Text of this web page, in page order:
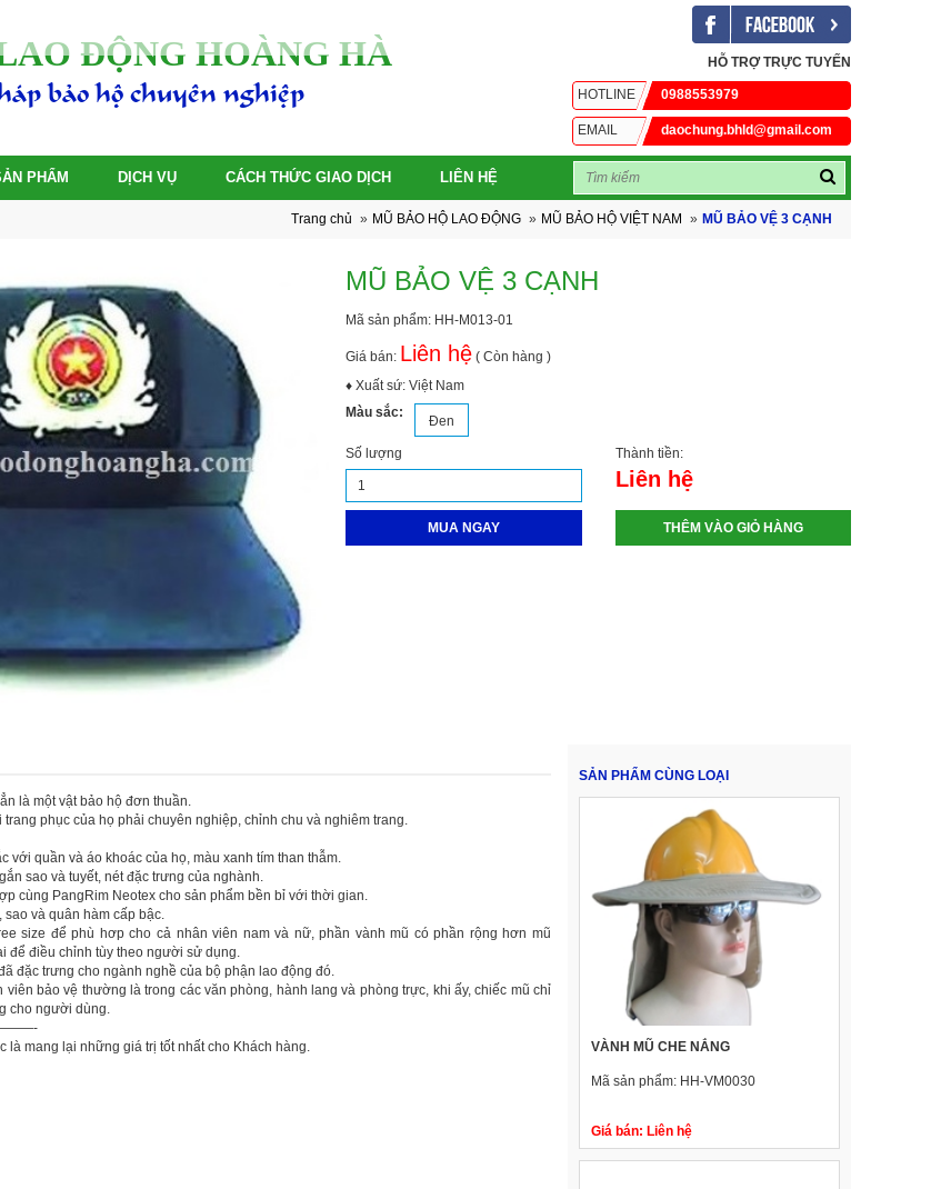
ĐỘNG HOÀNG HÀ
bảo hộ chuyên nghiệp
HỖ TRỢ TRỰC TUYẾN
HOTLINE 0988553979
EMAIL daochung.bhld@gmail.com
PHẨM DỊCH VỤ CÁCH THỨC GIAO DỊCH LIÊN HỆ
Trang chủ » MŨ BẢO HỘ LAO ĐỘNG » MŨ BẢO HỘ VIỆT NAM » MŨ BẢO VỆ 3 CẠNH
MŨ BẢO VỆ 3 CẠNH
Mã sản phẩm: HH-M013-01
Giá bán: Liên hệ ( Còn hàng )
♦ Xuất sứ: Việt Nam
Màu sắc:
Đen
Số lượng Thành tiền:
Liên hệ
MUA NGAY THÊM VÀO GIỎ HÀNG
là một vật bảo hộ đơn thuần.
phục của họ phải chuyên nghiệp, chỉnh chu và nghiêm trang.
với quần và áo khoác của họ, màu xanh tím than thẫm.
sao và tuyết, nét đặc trưng của nghành.
cùng PangRim Neotex cho sản phẩm bền bỉ với thời gian.
và quân hàm cấp bậc.
size để phù hơp cho cả nhân viên nam và nữ, phần vành mũ có phần rộng hơn mũ
để điều chỉnh tùy theo người sử dụng.
đặc trưng cho ngành nghề của bộ phận lao động đó.
bảo vệ thường là trong các văn phòng, hành lang và phòng trực, khi ấy, chiếc mũ chỉ
cho người dùng.
là mang lại những giá trị tốt nhất cho Khách hàng.
SẢN PHẨM CÙNG LOẠI
VÀNH MŨ CHE NẮNG
Mã sản phẩm: HH-VM0030
Giá bán: Liên hệ